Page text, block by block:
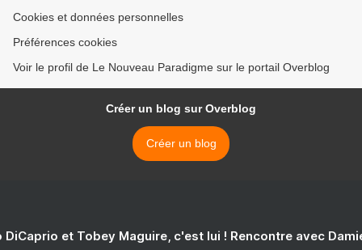
Cookies et données personnelles
Préférences cookies
Voir le profil de Le Nouveau Paradigme sur le portail Overblog
Créer un blog sur Overblog
Créer un blog
DiCaprio et Tobey Maguire, c'est lui ! Rencontre avec